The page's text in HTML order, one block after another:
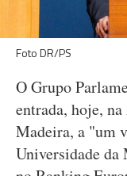
Foto DR/PS
O Grupo
entrada, hoje,
Madeira, a "um
Universidade da